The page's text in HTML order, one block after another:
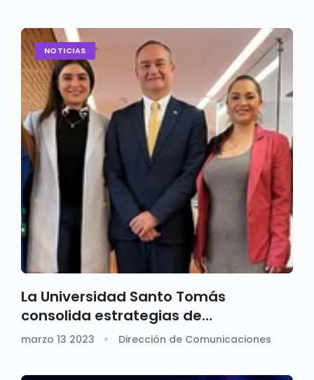
NOTICIAS
La Universidad Santo Tomás
consolida estrategias de
internacionalización con Brasil
marzo 13 2023 Dirección de Comunicaciones